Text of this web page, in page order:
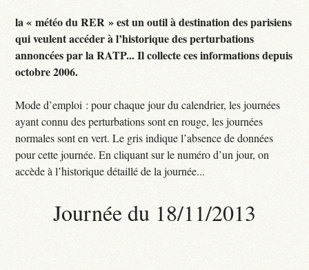
la « météo du RER » est un outil à destination des parisiens
qui veulent accéder à l’historique des perturbations
annoncées par la RATP... Il collecte ces informations depuis
octobre 2006.
Mode d’emploi : pour chaque jour du calendrier, les journées
ayant connu des perturbations sont en rouge, les journées
normales sont en vert. Le gris indique l’absence de données
pour cette journée. En cliquant sur le numéro d’un jour, on
accède à l’historique détaillé de la journée...
Journée du 18/11/2013